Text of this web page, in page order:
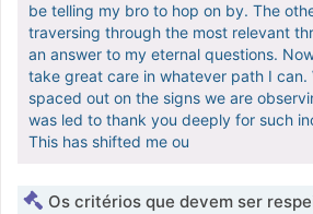
be telling my bro to hop on by. The
traversing through the most relevant
an answer to my eternal questions.
take great care in whatever path I can.
spaced out on the signs we are
was led to thank you deeply for such
This has shifted me ou
Os critérios que devem ser